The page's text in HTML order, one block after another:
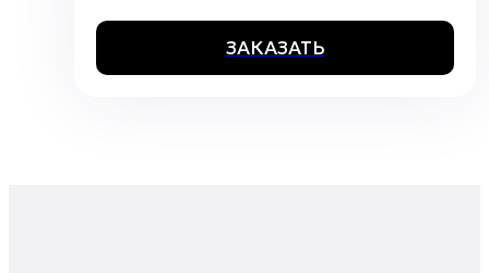
ЗАКАЗАТЬ